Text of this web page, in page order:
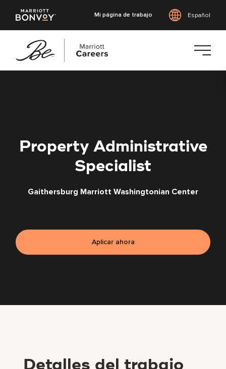
Mi página de trabajo Español
Property Administrative
Specialist
Gaithersburg Marriott Washingtonian Center
Aplicar ahora
Detalles del trabajo